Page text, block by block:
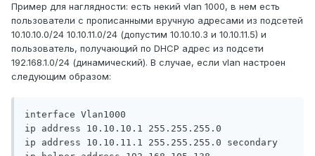
Пример для наглядности: есть некий vlan 1000, в нем есть
пользователи с прописанными вручную адресами из подсетей
10.10.10.0/24 10.10.11.0/24 (допустим 10.10.10.3 и 10.10.11.5) и
пользователь, получающий по DHCP адрес из подсети
192.168.1.0/24 (динамический). В случае, если vlan настроен
следующим образом:
interface Vlan1000
ip address 10.10.10.1 255.255.255.0
ip address 10.10.11.1 255.255.255.0 secondary